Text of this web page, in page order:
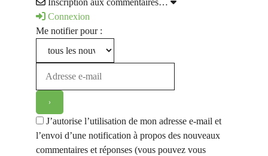
Inscription aux commentaires…
Connexion
Me notifier pour :
J’autorise l’utilisation de mon adresse e-mail et
l’envoi d’une notification à propos des nouveaux
commentaires et réponses (vous pouvez vous